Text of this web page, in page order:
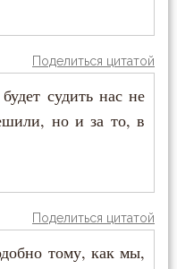
Поделиться цитатой
судить нас не
но и за то, в
Поделиться цитатой
тому, как мы,